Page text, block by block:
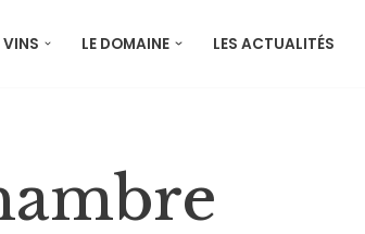
VINS LE DOMAINE LES ACTUALITÉS